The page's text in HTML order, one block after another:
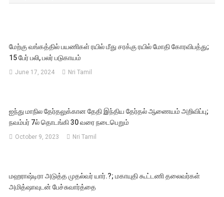
மேற்கு வங்கத்தில் பயணிகள் ரயில் மீது சரக்கு ரயில் மோதி கோரவிபத்து;
15 பேர் பலி, பலர் படுகாயம்
June 17, 2024 Nri Tamil
ஐந்து மாநில தேர்தலுக்கான தேதி இந்திய தேர்தல் ஆணையம் அறிவிப்பு;
நவம்பர் 7ல் தொடங்கி 30 வரை நடைபெறும்
October 9, 2023 Nri Tamil
மஹராஷ்டிரா அடுத்த முதல்வர் யார்.?; மகாயுதி கூட்டணி தலைவர்கள்
அமித்ஷாவுடன் பேச்சுவார்த்தை